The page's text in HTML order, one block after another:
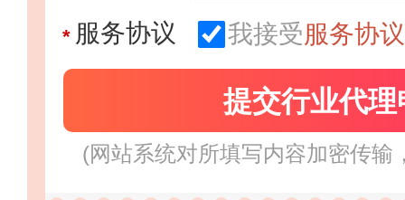
* 服务协议 我接受服务协
(网站系统对所填写内容加密传输
招商电话：
肯帝亚
预算参考： ￥